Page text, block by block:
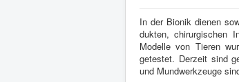
In der Bionik dienen
duk­ten, chirur­gis­chen
Mod­elle von Tieren
getestet. Derzeit sind
und Mundw­erkzeuge